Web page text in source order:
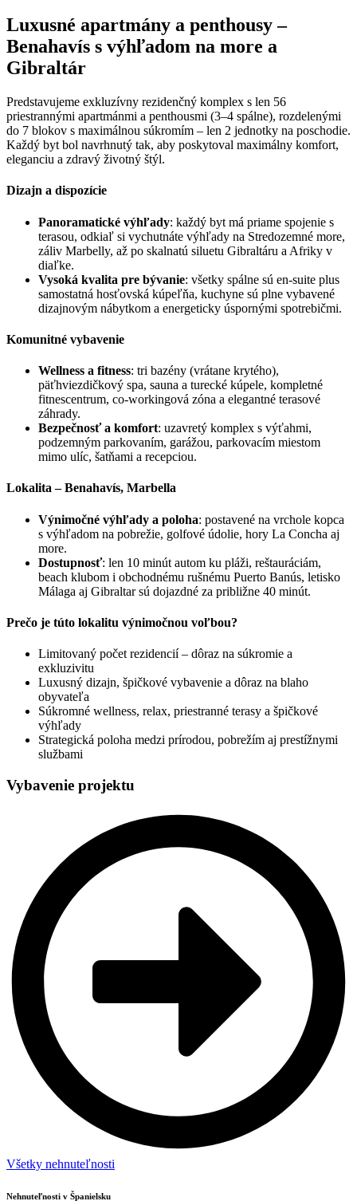
Luxusné apartmány a penthousy –
Benahavís s výhľadom na more a
Gibraltár
Predstavujeme exkluzívny rezidenčný komplex s len 56
priestrannými apartmánmi a penthousmi (3–4 spálne), rozdelenými
do 7 blokov s maximálnou súkromím – len 2 jednotky na poschodie.
Každý byt bol navrhnutý tak, aby poskytoval maximálny komfort,
eleganciu a zdravý životný štýl.
Dizajn a dispozície
Panoramatické výhľady: každý byt má priame spojenie s
terasou, odkiaľ si vychutnáte výhľady na Stredozemné more,
záliv Marbelly, až po skalnatú siluetu Gibraltáru a Afriky v
diaľke.
Vysoká kvalita pre bývanie: všetky spálne sú en-suite plus
samostatná hosťovská kúpeľňa, kuchyne sú plne vybavené
dizajnovým nábytkom a energeticky úspornými spotrebičmi.
Komunitné vybavenie
Wellness a fitness: tri bazény (vrátane krytého),
päťhviezdičkový spa, sauna a turecké kúpele, kompletné
fitnescentrum, co-workingová zóna a elegantné terasové
záhrady.
Bezpečnosť a komfort: uzavretý komplex s výťahmi,
podzemným parkovaním, garážou, parkovacím miestom
mimo ulíc, šatňami a recepciou.
Lokalita – Benahavís, Marbella
Výnimočné výhľady a poloha: postavené na vrchole kopca
s výhľadom na pobrežie, golfové údolie, hory La Concha aj
more.
Dostupnosť: len 10 minút autom ku pláži, reštauráciám,
beach klubom i obchodnému rušnému Puerto Banús, letisko
Málaga aj Gibraltar sú dojazdné za približne 40 minút.
Prečo je túto lokalitu výnimočnou voľbou?
Limitovaný počet rezidencií – dôraz na súkromie a
exkluzivitu
Luxusný dizajn, špičkové vybavenie a dôraz na blaho
obyvateľa
Súkromné wellness, relax, priestranné terasy a špičkové
výhľady
Strategická poloha medzi prírodou, pobrežím aj prestížnymi
službami
Vybavenie projektu
Všetky nehnuteľnosti
Nehnuteľnosti v Španielsku